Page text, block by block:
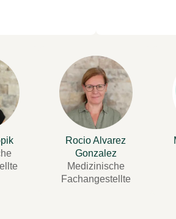
Rocio Alvarez
Gonzalez
Medizinische
Fachangestellte